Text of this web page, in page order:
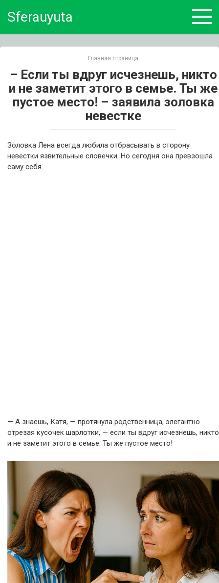
Sferauyuta
Главная страница
– Если ты вдруг исчезнешь, никто
и не заметит этого в семье. Ты же
пустое место! – заявила золовка
невестке
Золовка Лена всегда любила отбрасывать в сторону
невестки язвительные словечки. Но сегодня она превзошла
саму себя.
— А знаешь, Катя, — протянула родственница, элегантно
отрезая кусочек шарлотки, — если ты вдруг исчезнешь, никто
и не заметит этого в семье. Ты же пустое место!